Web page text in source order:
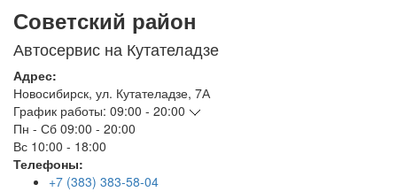
Советский район
Автосервис на Кутателадзе
Адрес:
Новосибирск, ул. Кутателадзе, 7А
График работы: 09:00 - 20:00
Пн - Сб 09:00 - 20:00
Вс 10:00 - 18:00
Телефоны:
+7 (383) 383-58-04